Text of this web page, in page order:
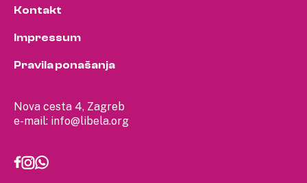
Nova cesta 4, Zagreb
e-mail: info@libela.org
Kontakt
Impressum
Pravila ponašanja